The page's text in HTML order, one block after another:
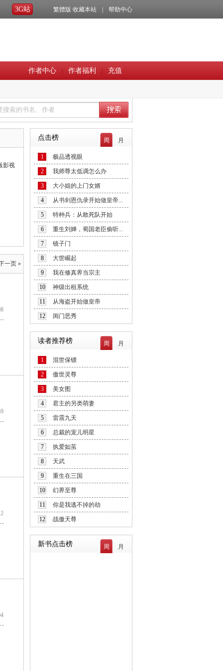
3G站 繁體版 收藏本站 帮助中心
作者中心 作者福利 充值
影视
一页 »
周 月
点击榜
1 极品透视眼
2 我师尊太低调怎么办
3 大小姐的上门女婿
4 从书剑恩仇录开始做皇帝...
5 特种兵：从敢死队开始
6 重生刘婵，蜀国老臣偷听...
7 镜子门
8 大世崛起
9 我在修真界当宗主
10 神级出租系统
11 从海盗开始做皇帝
12 闺门恶秀
周 月
读者推荐榜
1 混世保镖
2 傲世灵尊
3 美女图
4 君主的另类萌妻
5 雷震九天
6 总裁的宠儿明星
7 执爱如茧
8 天武
9 重生在三国
10 幻界至尊
11 你是我逃不掉的劫
12 战傲天尊
周 月
新书点击榜